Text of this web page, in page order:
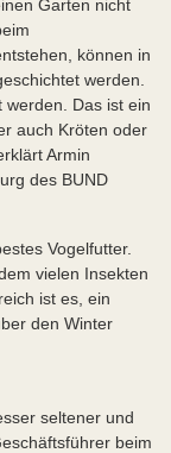
Garten nicht
können in
werden.
werden. Das ist ein
auch Kröten oder
Armin
des BUND
Vogelfutter.
vielen Insekten
ist es, ein
den Winter
seltener und
beim